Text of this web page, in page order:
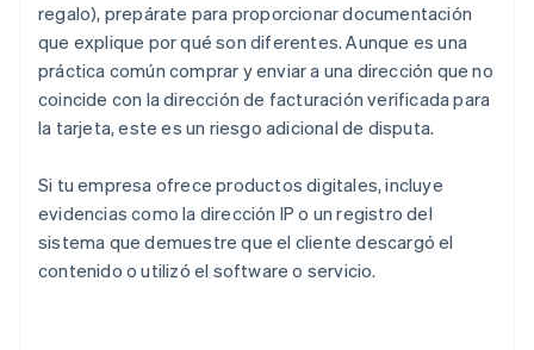
regalo), prepárate para proporcionar documentación
que explique por qué son diferentes. Aunque es una
práctica común comprar y enviar a una dirección que no
coincide con la dirección de facturación verificada para
la tarjeta, este es un riesgo adicional de disputa.
Si tu empresa ofrece productos digitales, incluye
evidencias como la dirección IP o un registro del
sistema que demuestre que el cliente descargó el
contenido o utilizó el software o servicio.